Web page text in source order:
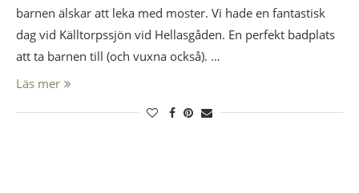
barnen älskar att leka med moster. Vi hade en fantastisk
dag vid Källtorpssjön vid Hellasgåden. En perfekt badplats
att ta barnen till (och vuxna också). …
Läs mer